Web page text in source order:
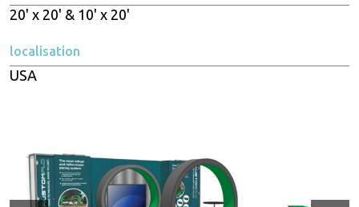
20' x 20' & 10' x 20'
localisation
USA